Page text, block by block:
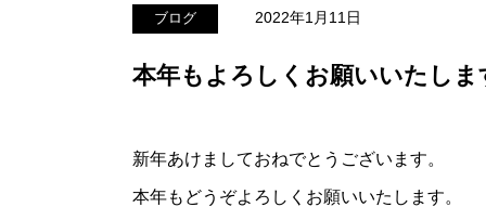
ブログ 2022年1月11日
本年もよろしくお願いいたしま
新年あけましておねでとうございます。
本年もどうぞよろしくお願いいたします。